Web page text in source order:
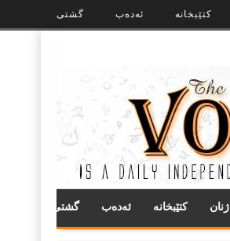
گشتی ئەدەب کتێبخانە
گشتی ئەدەب کتێبخانە ژنان